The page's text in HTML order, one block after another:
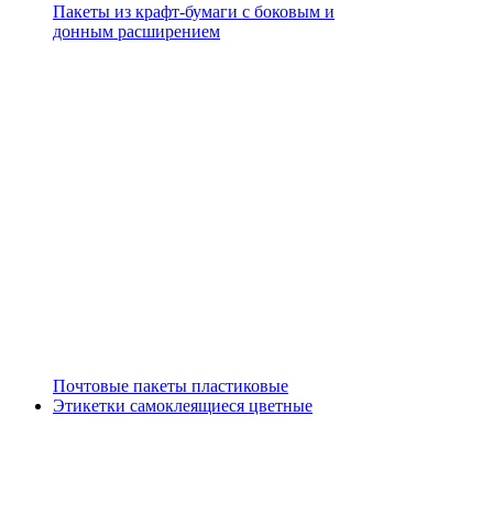
Пакеты из крафт-бумаги с боковым и
донным расширением
Почтовые пакеты пластиковые
Этикетки самоклеящиеся цветные